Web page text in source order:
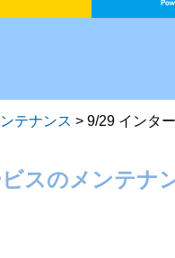
ンテナンス > 9/29 インタ
スのメンテナ